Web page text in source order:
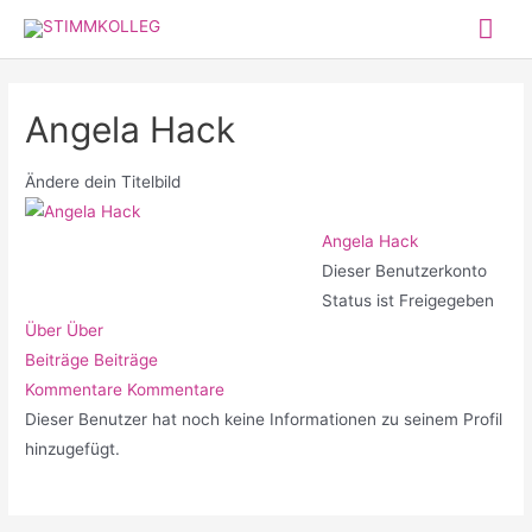
Inhalt
Angela Hack
Ändere dein Titelbild
Angela Hack
Dieser Benutzerkonto
Status ist Freigegeben
Über Über
Beiträge Beiträge
Kommentare Kommentare
Dieser Benutzer hat noch keine Informationen zu seinem Profil
hinzugefügt.